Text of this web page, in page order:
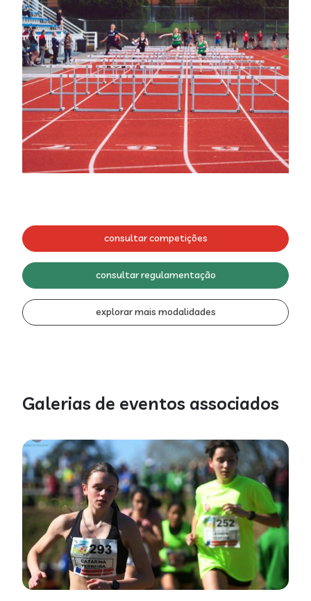
consultar competições
consultar regulamentação
explorar mais modalidades
Galerias de eventos associados
Galeria